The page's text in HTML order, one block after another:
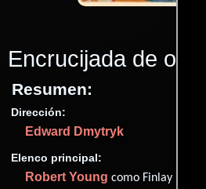
Encrucijada de odios
Resumen:
Dirección:
Edward Dmytryk
Elenco principal:
Robert Young como Finlay